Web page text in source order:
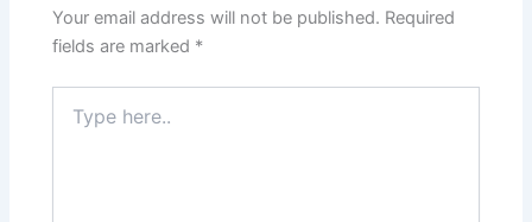
Your email address will not be published. Required
fields are marked *
here..